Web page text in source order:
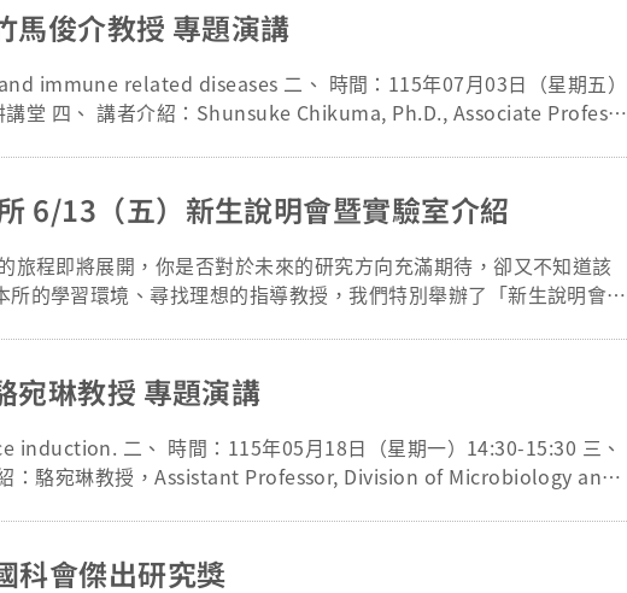
絡人：陳莉馨 行政助理，電話：03-2118800#3710 Email: lishin@
俊介教授 專題演講
immune related diseases 二、 時間：115年07月03日（星期五）
堂 四、 講者介紹：Shunsuke Chikuma, Ph.D., Associate Professo
6/13（五）新生說明會暨實驗室介紹
的學習環境、尋找理想的指導教授，我們特別舉辦了「新生說明會暨
– 16:30 * 活動地點：長庚大學第一醫學大樓六樓 日東會議室 * 參
多位老師輪番上陣，帶來精彩的精華分享！老師們將親自為大家介紹
– 16:30｜自由交流與溫馨茶會 現場備有豐盛茶點 🍰☕，歡迎帶著你
的問題與熱情，與未來的指導教授進一步交流互動！ 期待在說明會上與各位新生相見，一起開啟精彩的研究生活！
宛琳教授 專題演講
二、 時間：115年05月18日（星期一）14:30-15:30 三、
：駱宛琳教授，Assistant Professor, Division of Microbiology and I
科會傑出研究獎